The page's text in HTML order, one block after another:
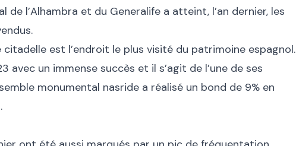
de l’Alhambra et du Generalife a atteint, l’an dernier, les
est l’endroit le plus visité du patrimoine espagnol.
avec un immense succès et il s’agit de l’une de ses
monumental nasride a réalisé un bond de 9% en